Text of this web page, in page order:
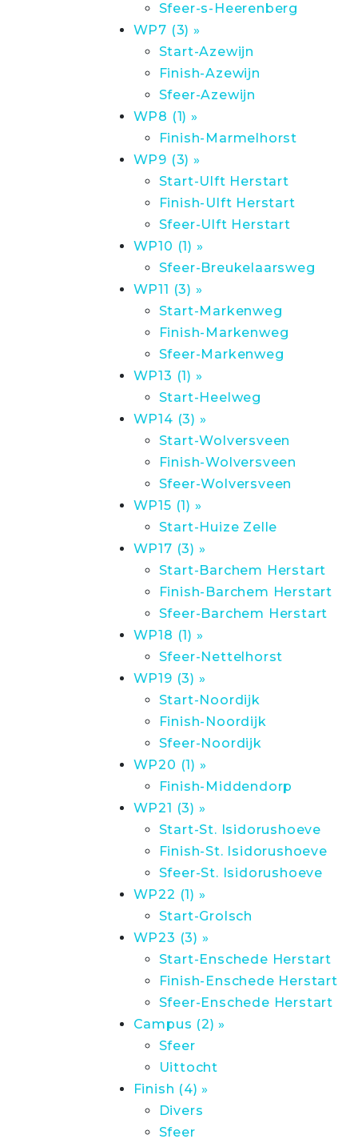
Sfeer-s-Heerenberg
WP7 (3) »
Start-Azewijn
Finish-Azewijn
Sfeer-Azewijn
WP8 (1) »
Finish-Marmelhorst
WP9 (3) »
Start-Ulft Herstart
Finish-Ulft Herstart
Sfeer-Ulft Herstart
WP10 (1) »
Sfeer-Breukelaarsweg
WP11 (3) »
Start-Markenweg
Finish-Markenweg
Sfeer-Markenweg
WP13 (1) »
Start-Heelweg
WP14 (3) »
Start-Wolversveen
Finish-Wolversveen
Sfeer-Wolversveen
WP15 (1) »
Start-Huize Zelle
WP17 (3) »
Start-Barchem Herstart
Finish-Barchem Herstart
Sfeer-Barchem Herstart
WP18 (1) »
Sfeer-Nettelhorst
WP19 (3) »
Start-Noordijk
Finish-Noordijk
Sfeer-Noordijk
WP20 (1) »
Finish-Middendorp
WP21 (3) »
Start-St. Isidorushoeve
Finish-St. Isidorushoeve
Sfeer-St. Isidorushoeve
WP22 (1) »
Start-Grolsch
WP23 (3) »
Start-Enschede Herstart
Finish-Enschede Herstart
Sfeer-Enschede Herstart
Campus (2) »
Sfeer
Uittocht
Finish (4) »
Divers
Sfeer